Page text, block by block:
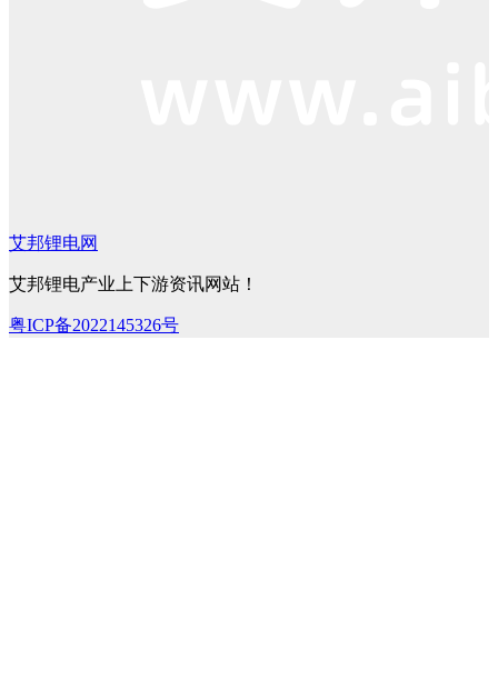
艾邦锂电网
艾邦锂电产业上下游资讯网站！
粤ICP备2022145326号